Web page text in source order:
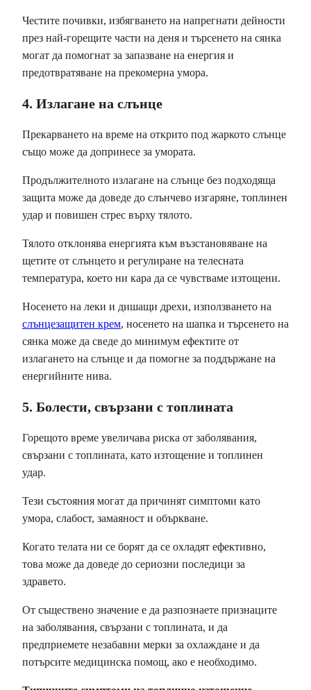
Честите почивки, избягването на напрегнати дейности
през най-горещите части на деня и търсенето на сянка
могат да помогнат за запазване на енергия и
предотвратяване на прекомерна умора.
4. Излагане на слънце
Прекарването на време на открито под жаркото слънце
също може да допринесе за умората.
Продължителното излагане на слънце без подходяща
защита може да доведе до слънчево изгаряне, топлинен
удар и повишен стрес върху тялото.
Тялото отклонява енергията към възстановяване на
щетите от слънцето и регулиране на телесната
температура, което ни кара да се чувстваме изтощени.
Носенето на леки и дишащи дрехи, използването на
слънцезащитен крем, носенето на шапка и търсенето на
сянка може да сведе до минимум ефектите от
излагането на слънце и да помогне за поддържане на
енергийните нива.
5. Болести, свързани с топлината
Горещото време увеличава риска от заболявания,
свързани с топлината, като изтощение и топлинен
удар.
Тези състояния могат да причинят симптоми като
умора, слабост, замаяност и объркване.
Когато телата ни се борят да се охладят ефективно,
това може да доведе до сериозни последици за
здравето.
От съществено значение е да разпознаете признаците
на заболявания, свързани с топлината, и да
предприемете незабавни мерки за охлаждане и да
потърсите медицинска помощ, ако е необходимо.